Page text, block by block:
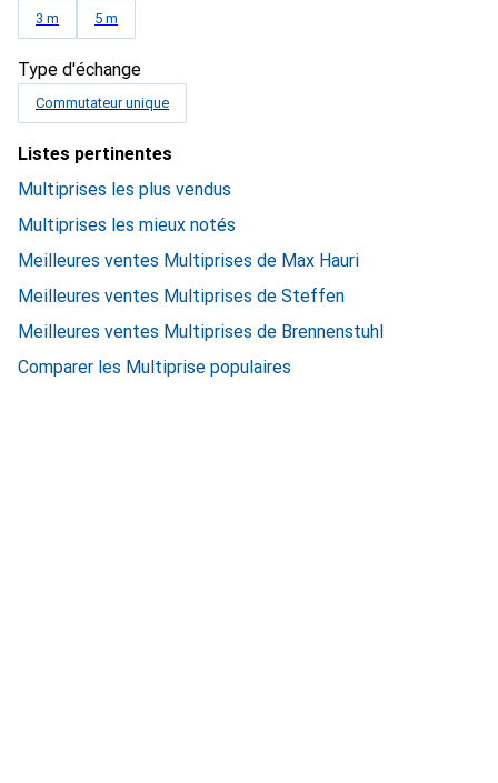
3 m 5 m
Type d'échange
Commutateur unique
Listes pertinentes
Multiprises les plus vendus
Multiprises les mieux notés
Meilleures ventes Multiprises de Max Hauri
Meilleures ventes Multiprises de Steffen
Meilleures ventes Multiprises de Brennenstuhl
Comparer les Multiprise populaires